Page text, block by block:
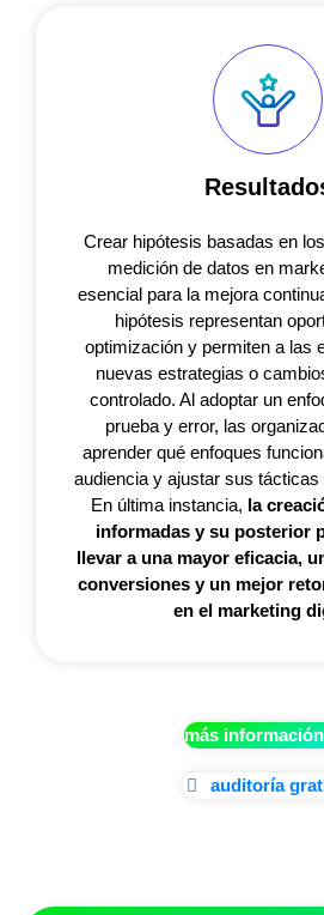
Crear hipótesis basadas en
medición de datos en
esencial para la mejora
hipótesis representan
optimización y permiten a las
nuevas estrategias o
controlado. Al adoptar un
prueba y error, las
aprender qué enfoques
audiencia y ajustar sus
En última instancia, la
informadas y su posterior
llevar a una mayor eficacia,
conversiones y un mejor
en el marketing
más información
auditoría